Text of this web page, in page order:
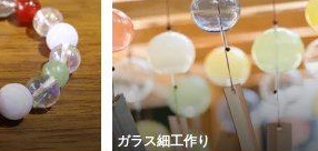
ガラス細工作り